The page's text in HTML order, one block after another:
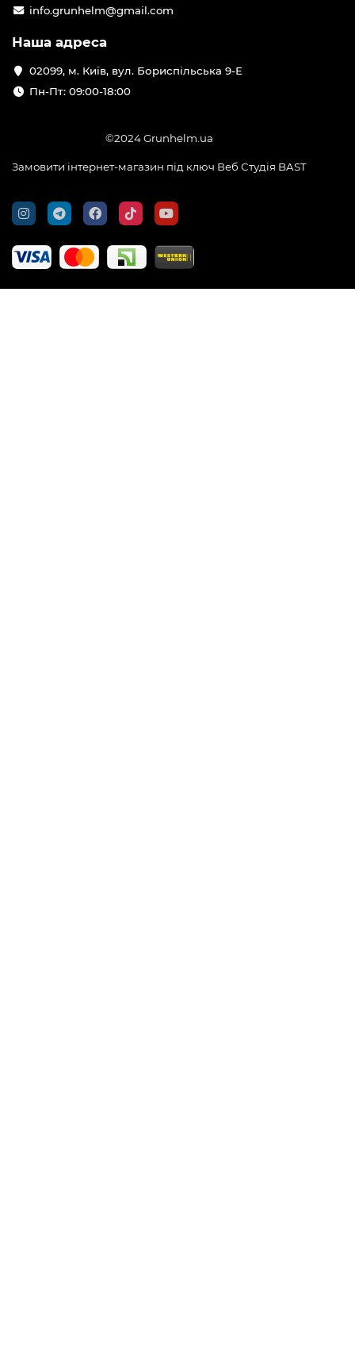
info.grunhelm@gmail.com
Наша адреса
02099, м. Київ, вул. Бориспільська 9-Е
Пн-Пт: 09:00-18:00
©2024 Grunhelm.ua
Замовити інтернет-магазин під ключ Веб Студія BAST